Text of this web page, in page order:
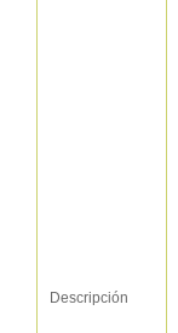
Descripción